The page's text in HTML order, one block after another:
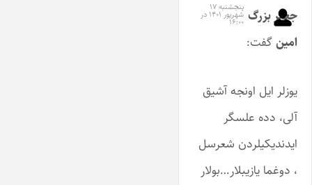
جعفر بزرگ
امینگفت:
پنجشنبه ۱۷
شهریور ۱۴۰۱ در
۱۶:۰۰
یوزلر ایل اونجه آشیق
آلی، دده علسگر
ایدندیکیلردن شعرسل
، دوغما یازیبلار…بولار